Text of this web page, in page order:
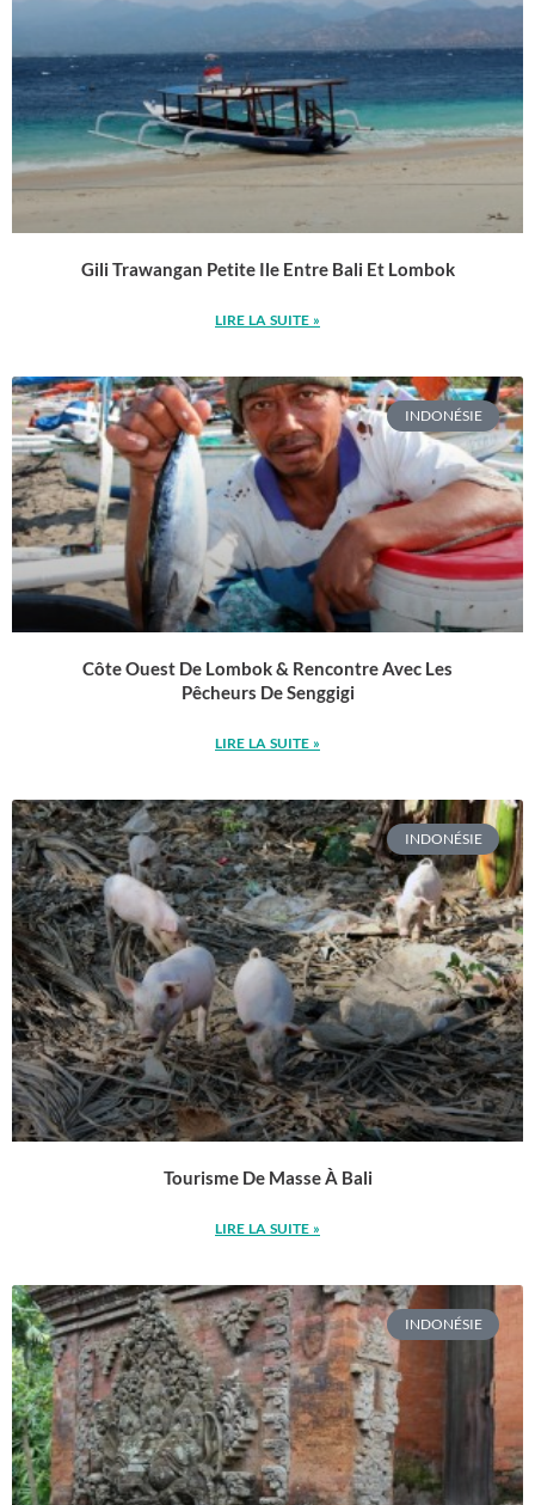
Gili Trawangan Petite Ile Entre Bali Et Lombok
LIRE LA SUITE »
INDONÉSIE
Côte Ouest De Lombok & Rencontre Avec Les
Pêcheurs De Senggigi
LIRE LA SUITE »
INDONÉSIE
Tourisme De Masse À Bali
LIRE LA SUITE »
INDONÉSIE